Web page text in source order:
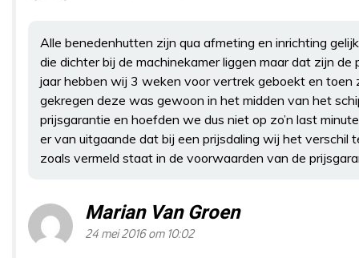
Alle benedenhutten zijn qua afmeting en inrichting
die dichter bij de machinekamer liggen maar dat zijn de
jaar hebben wij 3 weken voor vertrek geboekt en toen
gekregen deze was gewoon in het midden van het
prijsgarantie en hoefden we dus niet op zo’n last
er van uitgaande dat bij een prijsdaling wij het verschil
zoals vermeld staat in de voorwaarden van de
Marian Van Groen
24 mei 2016 om 10:02